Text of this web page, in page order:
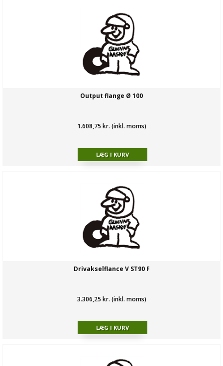
Output flange Ø 100
1.608,75 kr. (inkl. moms)
Drivakselflance V ST90 F
3.306,25 kr. (inkl. moms)